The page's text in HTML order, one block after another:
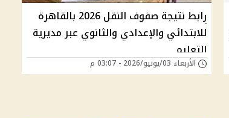
رابط نتيجة صفوف النقل 2026 بالقاهرة
للابتدائي والإعدادي والثانوي عبر مديرية
التعليم
الأربعاء 03/يونيو/2026 - 03:07 م